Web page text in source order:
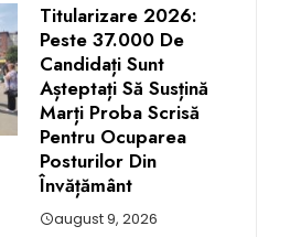
Titularizare 2026:
Peste 37.000 De
Candidați Sunt
Așteptați Să Susțină
Marți Proba Scrisă
Pentru Ocuparea
Posturilor Din
Învățământ
august 9, 2026